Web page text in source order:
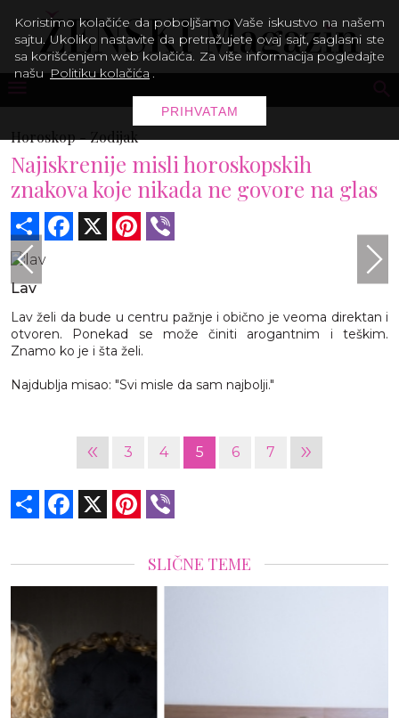
Horoskop -Zodijak
Najiskrenije misli horoskopskih
znakova koje nikada ne govore na glas
Share Facebook Pinterest
Lav
Lav želi da bude u centru pažnje i obično je veoma direktan i
otvoren. Ponekad se može činiti arogantnim i teškim.
Znamo ko je i šta želi.
Najdublja misao: "Svi misle da sam najbolji."
« 3 4 5 6 7 »
Share Facebook Pinterest
SLIČNE TEME
Koristimo kolačiće da poboljšamo Vaše iskustvo na našem
sajtu. Ukoliko nastavite da pretražujete ovaj sajt, saglasni ste
sa korišćenjem web kolačića. Za više informacija pogledajte
našu Politiku kolačića .
PRIHVATAM